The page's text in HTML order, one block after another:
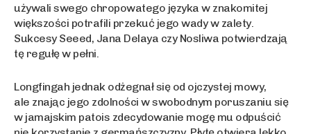
używali swego chropowatego języka w znakomitej
większości potrafili przekuć jego wady w zalety.
Sukcesy Seeed, Jana Delaya czy Nosliwa potwierdzają
tę regułę w pełni.
Longfingah jednak odżegnał się od ojczystej mowy,
ale znając jego zdolności w swobodnym poruszaniu się
w jamajskim patois zdecydowanie mogę mu odpuścić